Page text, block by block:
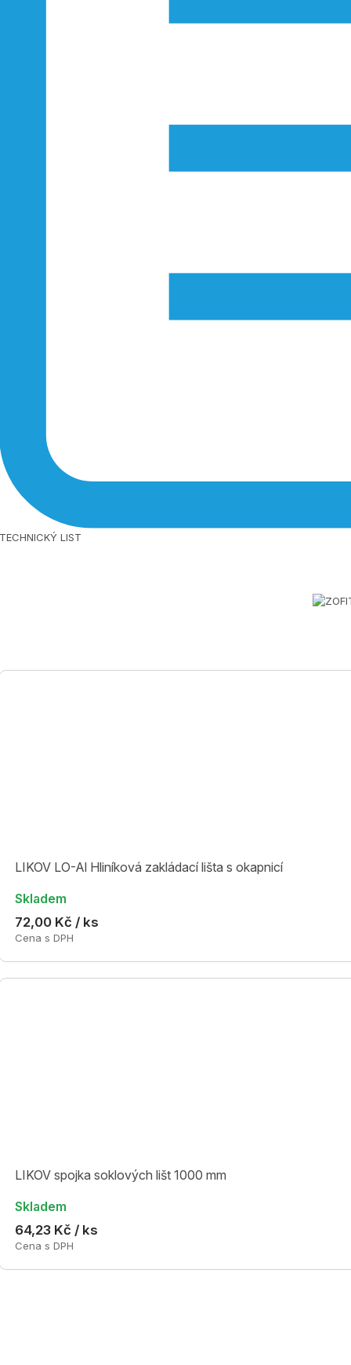
TECHNICKÝ LIST
LIKOV LO-Al Hliníková zakládací lišta s okapnicí
Skladem
72,00 Kč / ks
Cena s DPH
LIKOV spojka soklových lišt 1000 mm
Skladem
64,23 Kč / ks
Cena s DPH